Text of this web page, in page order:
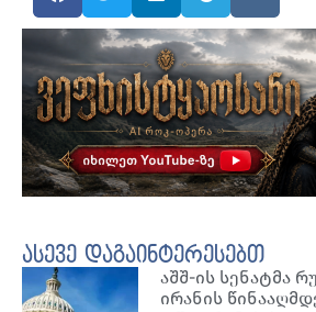
ასევე დაგაინტერესებთ
აშშ-ის სენატმა
ირანის